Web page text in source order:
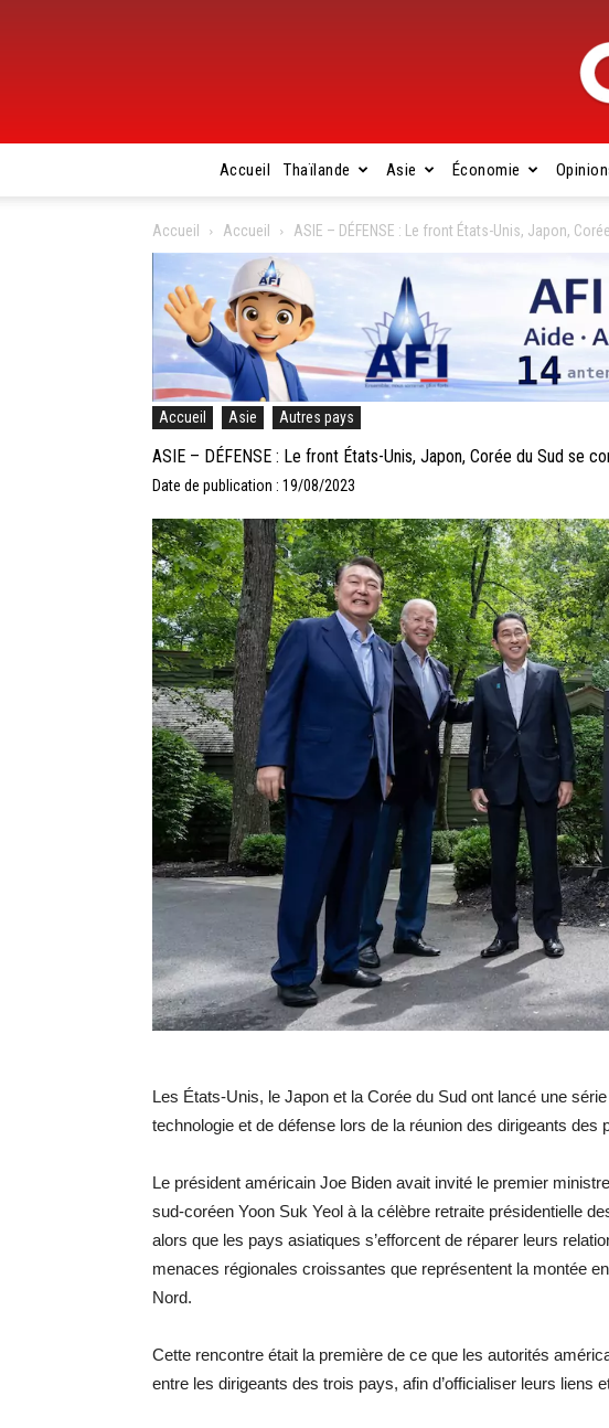
Accueil Thaïlande Asie Économie
Accueil Accueil ASIE – DÉFENSE : Le front États-Unis, Japon,
Accueil Asie Autres pays
ASIE – DÉFENSE : Le front États-Unis, Japon, Corée du Sud se
Date de publication : 19/08/2023
Les États-Unis, le Japon et la Corée du Sud ont lancé une
technologie et de défense lors de la réunion des dirigeants
Le président américain Joe Biden avait invité le premier
sud-coréen Yoon Suk Yeol à la célèbre retraite présidentielle
alors que les pays asiatiques s’efforcent de réparer leurs
menaces régionales croissantes que représentent la montée
Nord.
Cette rencontre était la première de ce que les autorités
entre les dirigeants des trois pays, afin d’officialiser leurs liens